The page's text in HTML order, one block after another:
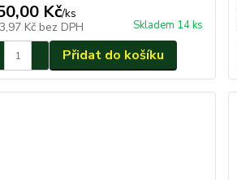
Kč/ks
Kč bez DPH Skladem 14 ks
Přidat do košíku